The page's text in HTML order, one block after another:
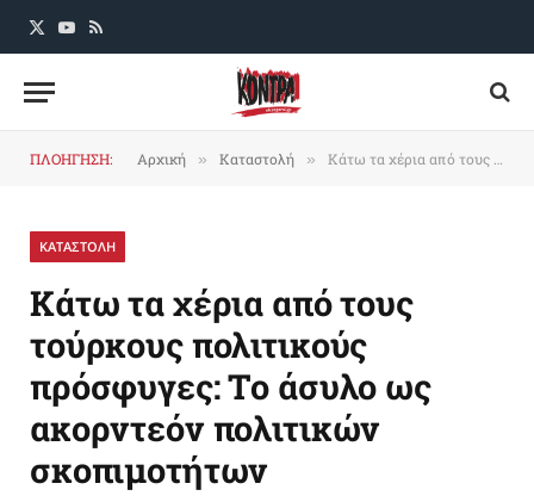
X
YouTube
RSS
ΠΛΟΗΓΗΣΗ: Αρχική » Καταστολή » Κάτω τα χέρια από τους τούρκους πολιτικούς πρόσφυγες: Το άσυλο ως ακορντεόν πολιτικών σκοπιμοτήτων
ΚΑΤΑΣΤΟΛΗ
Κάτω τα χέρια από τους
τούρκους πολιτικούς
πρόσφυγες: Το άσυλο ως
ακορντεόν πολιτικών
σκοπιμοτήτων